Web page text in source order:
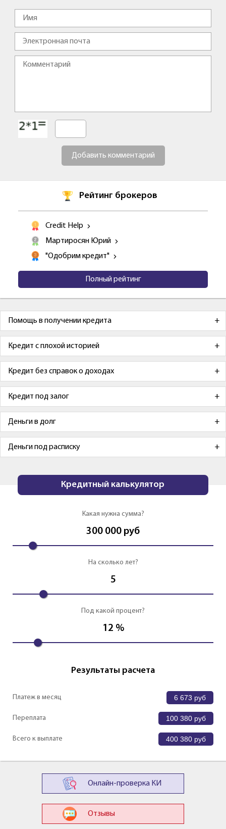
Добавить комментарий
Рейтинг брокеров
Credit Help
Мартиросян Юрий
"Одобрим кредит"
Полный рейтинг
Помощь в получении кредита
Кредит с плохой историей
Кредит без справок о доходах
Кредит под залог
Деньги в долг
Деньги под расписку
Кредитный калькулятор
Какая нужна сумма?
300 000 руб
На сколько лет?
5
Под какой процент?
12 %
Результаты расчета
Платеж в месяц 6 673 руб
Переплата 100 380 руб
Всего к выплате 400 380 руб
Онлайн-проверка КИ
Отзывы